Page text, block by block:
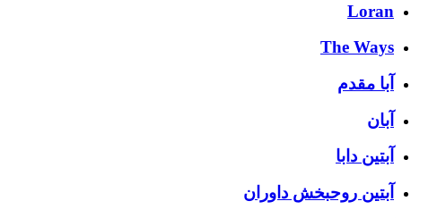
Loran
The Ways
آبا مقدم
آبان
آبتین دابا
آبتین روحبخش داوران